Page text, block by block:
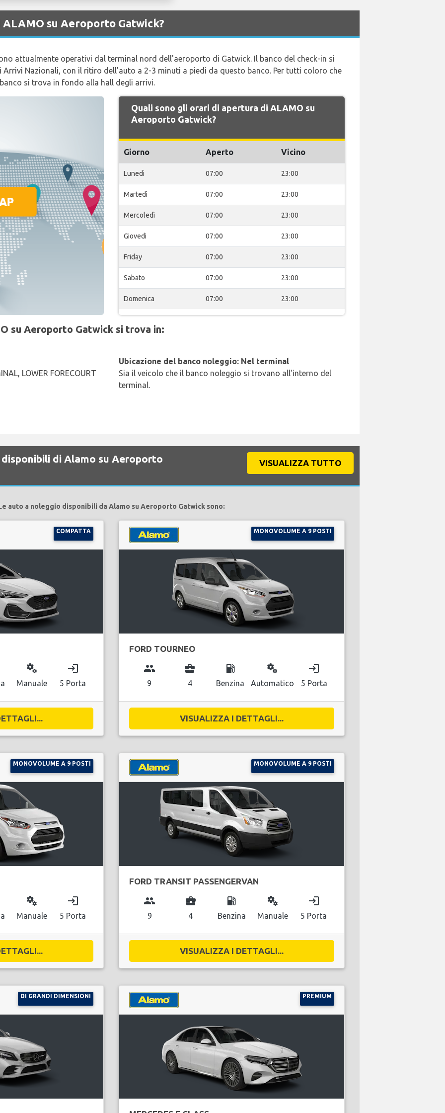
su Aeroporto Gatwick?
attualmente operativi dal terminal nord dell'aeroporto di Gatwick. Il banco del check-in si
Nazionali, con il ritiro dell'auto a 2-3 minuti a piedi da questo banco. Per tutti coloro che
si trova in fondo alla hall degli arrivi.
Quali sono gli orari di apertura di ALAMO su
Aeroporto Gatwick?
Giorno Aperto Vicino
Lunedi 07:00 23:00
Martedì 07:00 23:00
Mercoledì 07:00 23:00
Giovedi 07:00 23:00
Friday 07:00 23:00
Sabato 07:00 23:00
Domenica 07:00 23:00
su Aeroporto Gatwick si trova in:
LOWER FORECOURT
Ubicazione del banco noleggio: Nel terminal
Sia il veicolo che il banco noleggio si trovano all'interno del
terminal.
di Alamo su Aeroporto
VISUALIZZA TUTTO
auto a noleggio disponibili da Alamo su Aeroporto Gatwick sono:
COMPATTA
miscellaneous_services
Manuale
login
5 Porta
MONOVOLUME A 9 POSTI
FORD TOURNEO
group
9
business_center
4
local_gas_station
Benzina
miscellaneous_services
Automatico
login
5 Porta
VISUALIZZA I DETTAGLI...
MONOVOLUME A 9 POSTI
miscellaneous_services
Manuale
login
5 Porta
MONOVOLUME A 9 POSTI
FORD TRANSIT PASSENGERVAN
group
9
business_center
4
local_gas_station
Benzina
miscellaneous_services
Manuale
login
5 Porta
VISUALIZZA I DETTAGLI...
DI GRANDI DIMENSIONI PREMIUM